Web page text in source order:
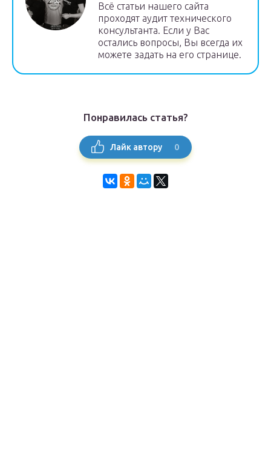
Всё статьи нашего сайта
проходят аудит технического
консультанта. Если у Вас
остались вопросы, Вы всегда их
можете задать на его странице.
Понравилась статья?
Лайк автору 0